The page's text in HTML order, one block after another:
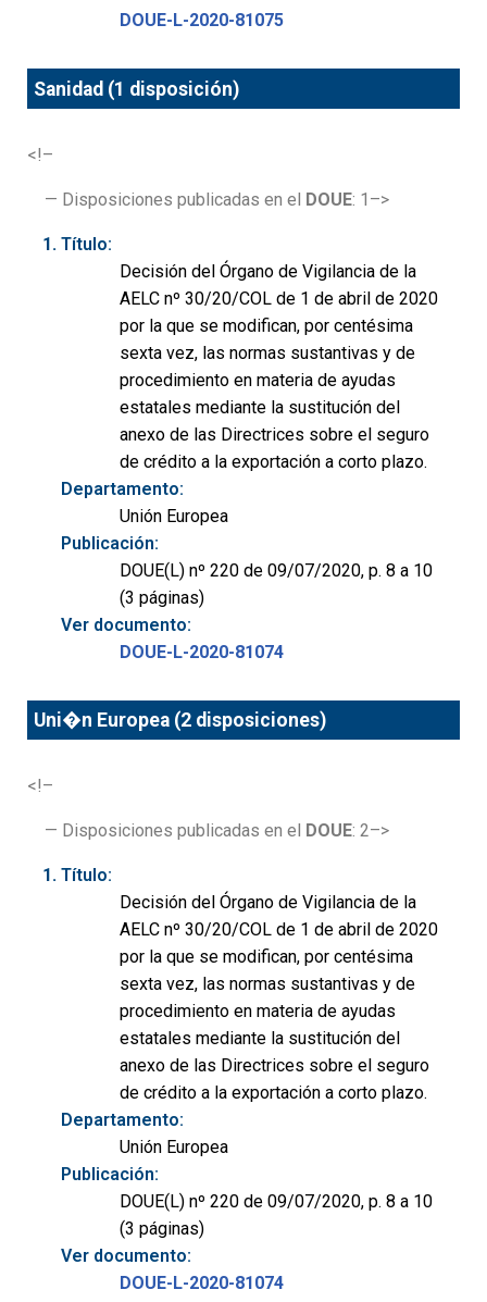
DOUE-L-2020-81075
Sanidad (1 disposición)
<!–
— Disposiciones publicadas en el DOUE: 1–>
Título:
Decisión del Órgano de Vigilancia de la
AELC nº 30/20/COL de 1 de abril de 2020
por la que se modifican, por centésima
sexta vez, las normas sustantivas y de
procedimiento en materia de ayudas
estatales mediante la sustitución del
anexo de las Directrices sobre el seguro
de crédito a la exportación a corto plazo.
Departamento:
Unión Europea
Publicación:
DOUE(L) nº 220 de 09/07/2020, p. 8 a 10
(3 páginas)
Ver documento:
DOUE-L-2020-81074
Uni�n Europea (2 disposiciones)
<!–
— Disposiciones publicadas en el DOUE: 2–>
Título:
Decisión del Órgano de Vigilancia de la
AELC nº 30/20/COL de 1 de abril de 2020
por la que se modifican, por centésima
sexta vez, las normas sustantivas y de
procedimiento en materia de ayudas
estatales mediante la sustitución del
anexo de las Directrices sobre el seguro
de crédito a la exportación a corto plazo.
Departamento:
Unión Europea
Publicación:
DOUE(L) nº 220 de 09/07/2020, p. 8 a 10
(3 páginas)
Ver documento:
DOUE-L-2020-81074